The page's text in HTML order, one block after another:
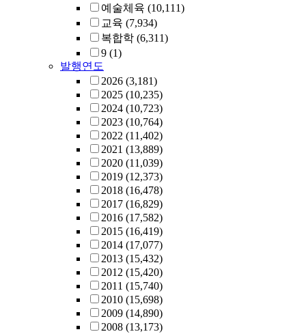
예술체육 (10,111)
교육 (7,934)
복합학 (6,311)
9 (1)
발행연도
2026 (3,181)
2025 (10,235)
2024 (10,723)
2023 (10,764)
2022 (11,402)
2021 (13,889)
2020 (11,039)
2019 (12,373)
2018 (16,478)
2017 (16,829)
2016 (17,582)
2015 (16,419)
2014 (17,077)
2013 (15,432)
2012 (15,420)
2011 (15,740)
2010 (15,698)
2009 (14,890)
2008 (13,173)